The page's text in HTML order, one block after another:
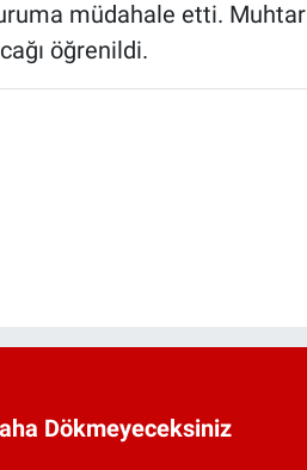
müdahale etti. Muhtar
öğrenildi.
Dökmeyeceksiniz